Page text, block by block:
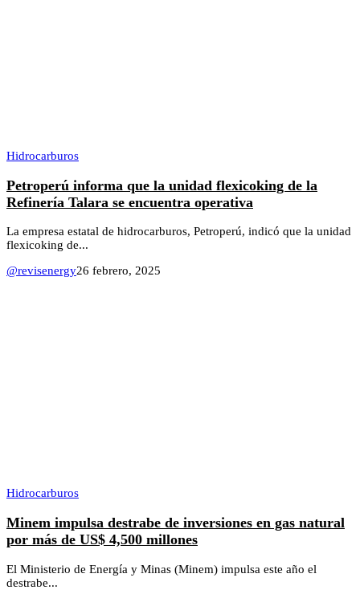
Hidrocarburos
Petroperú informa que la unidad flexicoking de la
Refinería Talara se encuentra operativa
La empresa estatal de hidrocarburos, Petroperú, indicó que la unidad
flexicoking de...
@revisenergy26 febrero, 2025
Hidrocarburos
Minem impulsa destrabe de inversiones en gas natural
por más de US$ 4,500 millones
El Ministerio de Energía y Minas (Minem) impulsa este año el
destrabe...